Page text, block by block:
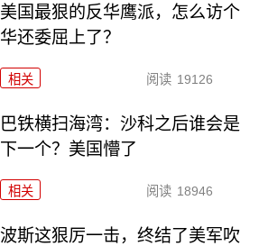
美国最狠的反华鹰派，怎么访个
华还委屈上了？
相关 阅读 19126
巴铁横扫海湾：沙科之后谁会是
下一个？美国懵了
相关 阅读 18946
波斯这狠厉一击，终结了美军吹